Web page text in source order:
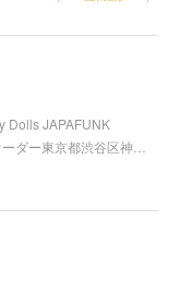
Dolls JAPAFUNK
ダー東京都渋谷区神…